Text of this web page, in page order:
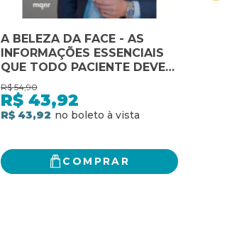
A BELEZA DA FACE - AS
INFORMAÇÕES ESSENCIAIS
QUE TODO PACIENTE DEVE
SABER PARA REALÇAR OS
TRAÇOS NATURAIS E
REJUVENESCER COM
SEGURANÇA
R$ 54,90
R$ 43,92
R$ 43,92
COMPRAR